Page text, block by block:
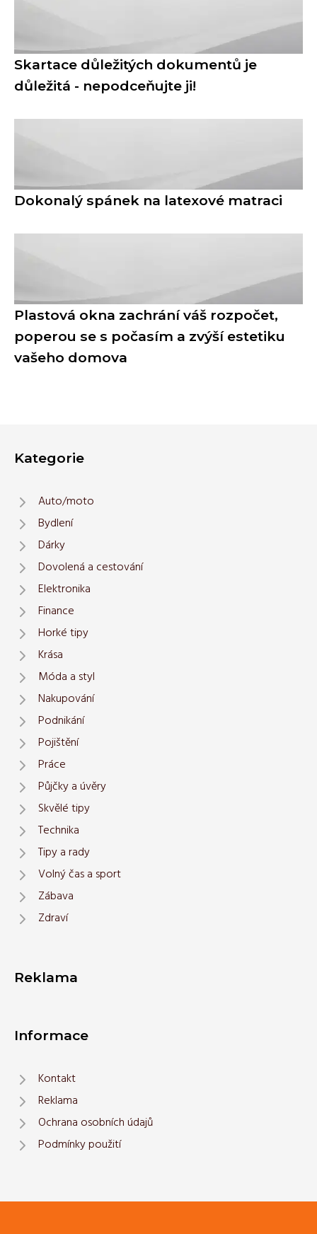
Skartace důležitých dokumentů je
důležitá - nepodceňujte ji!
Dokonalý spánek na latexové matraci
Plastová okna zachrání váš rozpočet,
poperou se s počasím a zvýší estetiku
vašeho domova
Kategorie
Auto/moto
Bydlení
Dárky
Dovolená a cestování
Elektronika
Finance
Horké tipy
Krása
Móda a styl
Nakupování
Podnikání
Pojištění
Práce
Půjčky a úvěry
Skvělé tipy
Technika
Tipy a rady
Volný čas a sport
Zábava
Zdraví
Reklama
Informace
Kontakt
Reklama
Ochrana osobních údajů
Podmínky použití